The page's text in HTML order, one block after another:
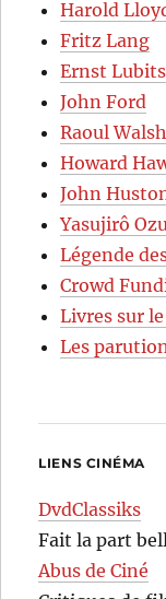
Harold
Fritz Lang
Ernst
John Ford
Raoul Walsh
Howard
John
Yasujirô Ozu
Légende
Crowd
Livres sur
Les
LIENS CINÉMA
DvdClassiks
Fait la part
Abus de Ciné